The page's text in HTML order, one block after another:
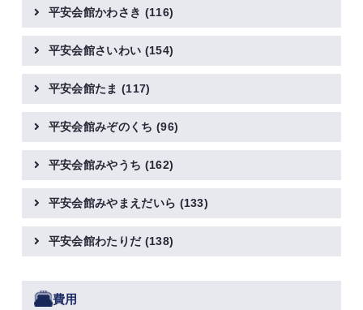
平安会館かわさき (116)
平安会館さいわい (154)
平安会館たま(117)
平安会館みぞのくち (96)
平安会館みやうち (162)
平安会館みやまえだいら (133)
平安会館わたりだ (138)
費用